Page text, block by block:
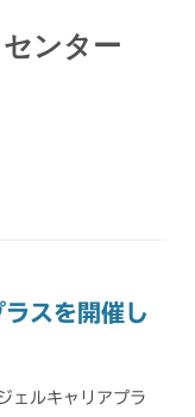
ンター
スを開催し
ェルキャリアプラ